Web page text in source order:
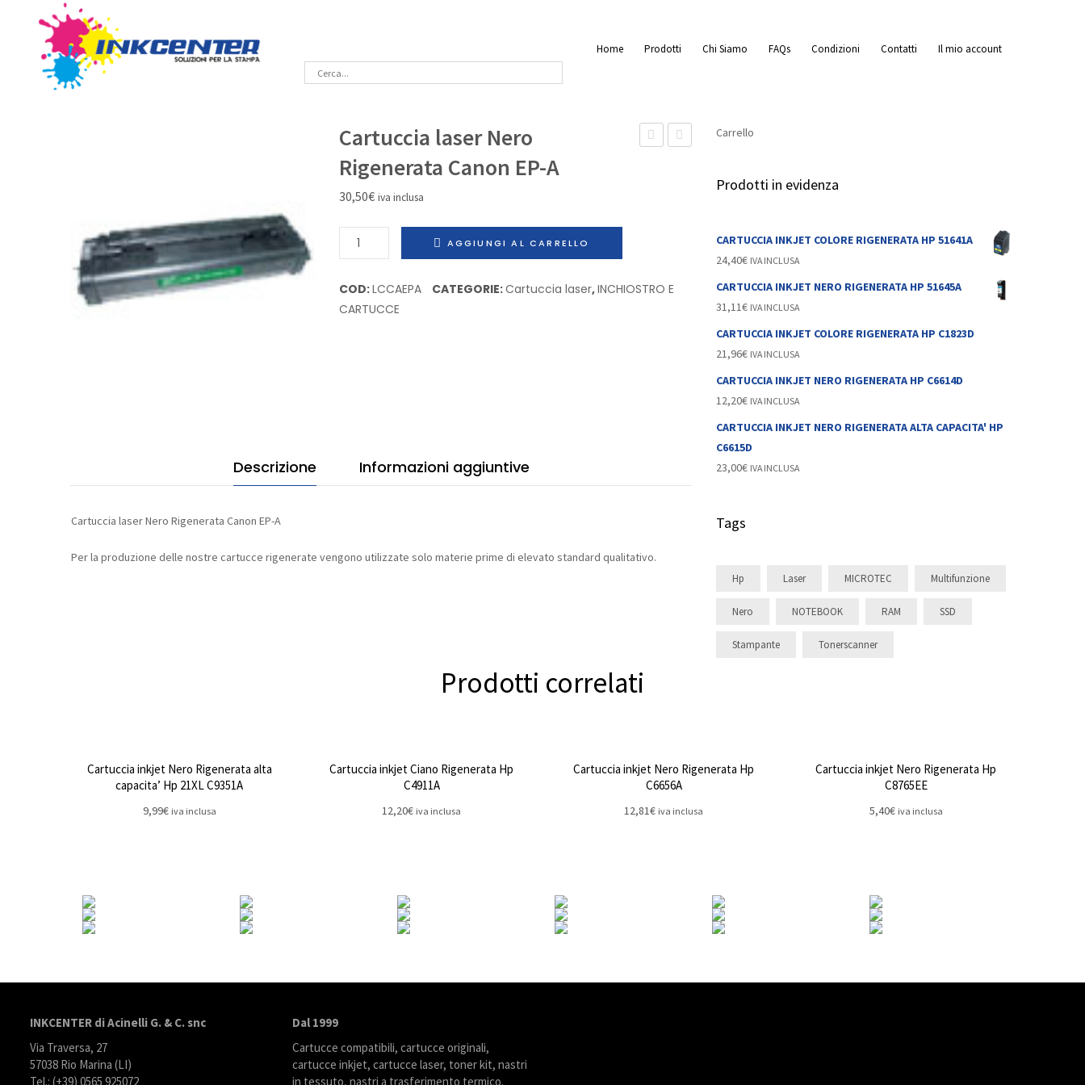
Home Prodotti Chi Siamo FAQs Condizioni Contatti Il mio account
Cartuccia laser Nero
Rigenerata Canon EP-A
30,50€ iva inclusa
Cartuccia
laser
Rigenerata
Canon
AGGIUNGI AL CARRELLO
COD:LCCAEPA CATEGORIE:Cartuccia laser,INCHIOSTRO E
CARTUCCE
Descrizione Informazioni aggiuntive
Cartuccia laser Nero Rigenerata Canon EP-A
Per la produzione delle nostre cartucce rigenerate vengono utilizzate solo materie prime di elevato standard qualitativo.
Carrello
Prodotti in evidenza
CARTUCCIA INKJET COLORE RIGENERATA HP 51641A
24,40€ IVA INCLUSA
CARTUCCIA INKJET NERO RIGENERATA HP 51645A
31,11€ IVA INCLUSA
CARTUCCIA INKJET COLORE RIGENERATA HP C1823D
21,96€ IVA INCLUSA
CARTUCCIA INKJET NERO RIGENERATA HP C6614D
12,20€ IVA INCLUSA
CARTUCCIA INKJET NERO RIGENERATA ALTA CAPACITA' HP
C6615D
23,00€ IVA INCLUSA
Tags
Hp Laser MICROTEC Multifunzione
Nero NOTEBOOK RAM SSD
Stampante Tonerscanner
Prodotti correlati
Cartuccia inkjet Nero Rigenerata alta
capacita’ Hp 21XL C9351A
9,99€ iva inclusa
Cartuccia inkjet Ciano Rigenerata Hp
C4911A
12,20€ iva inclusa
Cartuccia inkjet Nero Rigenerata Hp
C6656A
12,81€ iva inclusa
Cartuccia inkjet Nero Rigenerata Hp
C8765EE
5,40€ iva inclusa
INKCENTER di Acinelli G. & C. snc
Via Traversa, 27
57038 Rio Marina (LI)
Tel.: (+39) 0565 925072
Dal 1999
Cartucce compatibili, cartucce originali,
cartucce inkjet, cartucce laser, toner kit, nastri
in tessuto, nastri a trasferimento termico.